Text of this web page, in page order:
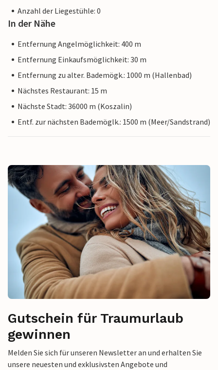
Anzahl der Liegestühle: 0
In der Nähe
Entfernung Angelmöglichkeit: 400 m
Entfernung Einkaufsmöglichkeit: 30 m
Entfernung zu alter. Bademögk.: 1000 m (Hallenbad)
Nächstes Restaurant: 15 m
Nächste Stadt: 36000 m (Koszalin)
Entf. zur nächsten Bademöglk.: 1500 m (Meer/Sandstrand)
Gutschein für Traumurlaub
gewinnen
Melden Sie sich für unseren Newsletter an und erhalten Sie
unsere neuesten und exklusivsten Angebote und